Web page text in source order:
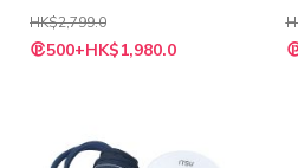
HK$2,799.0
特
殊 500+HK$1,980.0
特
殊